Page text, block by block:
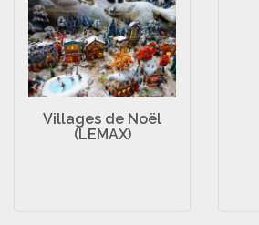
Villages de Noël
(LEMAX)